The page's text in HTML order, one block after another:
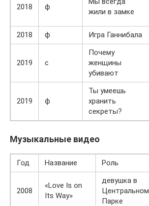
2018 ф
жили в замке
2018 ф Игра Ганнибала
2019 с
Почему
женщины
убивают
2019 ф
Ты умеешь
хранить
секреты?
Музыкальные видео
Год Название Роль
2008
«Love Is on
Its Way»
девушка в
Центральном
Парке